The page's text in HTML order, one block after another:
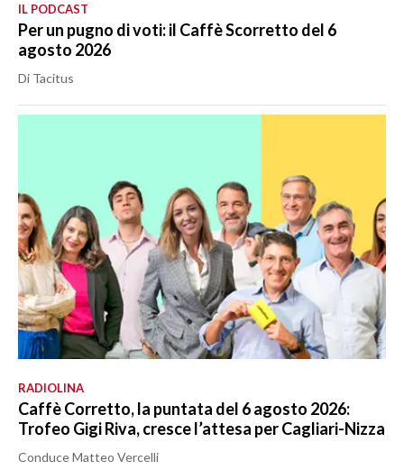
IL PODCAST
Per un pugno di voti: il Caffè Scorretto del 6
agosto 2026
Di Tacitus
RADIOLINA
Caffè Corretto, la puntata del 6 agosto 2026:
Trofeo Gigi Riva, cresce l’attesa per Cagliari-Nizza
Conduce Matteo Vercelli